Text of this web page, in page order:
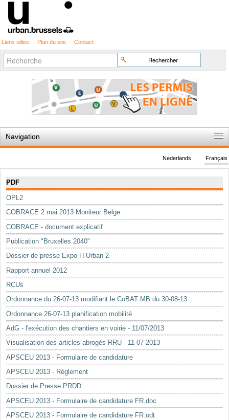
Liens utiles Plan du site Contact
Chercher par
Recherche
avancée…
Navigation
Règles du jeu
Permis d'urbanisme
Cartographie
Etudes et publications
Mots-clés
Renseignements urbanistiques
Français
Nederlands
PDF
OPL2
COBRACE 2 mai 2013 Moniteur Belge
COBRACE - document explicatif
Publication "Bruxelles 2040"
Dossier de presse Expo H-Urban 2
Rapport annuel 2012
RCUs
Ordonnance du 26-07-13 modifiant le CoBAT MB du 30-08-13
Ordonnance 26-07-13 planification mobilité
AdG - l'exécution des chantiers en voirie - 11/07/2013
Visualisation des articles abrogés RRU - 11-07-2013
APSCEU 2013 - Formulaire de candidature
APSCEU 2013 - Règlement
Dossier de Presse PRDD
APSCEU 2013 - Formulaire de candidature FR.doc
APSCEU 2013 - Formulaire de candidature FR.odt